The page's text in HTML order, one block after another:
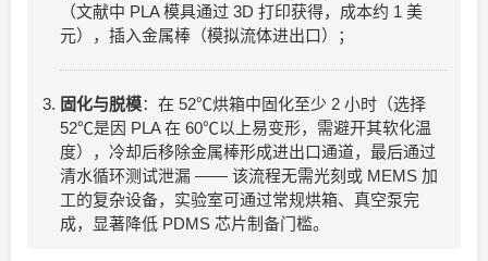
（文献中 PLA 模具通过 3D 打印获得，成本约 1 美
元），插入金属棒（模拟流体进出口）；
固化与脱模：在 52℃烘箱中固化至少 2 小时（选择
52℃是因 PLA 在 60℃以上易变形，需避开其软化温
度），冷却后移除金属棒形成进出口通道，最后通过
清水循环测试泄漏 —— 该流程无需光刻或 MEMS 加
工的复杂设备，实验室可通过常规烘箱、真空泵完
成，显著降低 PDMS 芯片制备门槛。